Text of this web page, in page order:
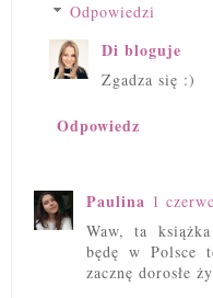
Odpowiedzi
Di bloguje
Zgadza się :)
Odpowiedz
Paulina 1
Waw, ta
będę w Polsce
zacznę dorosłe